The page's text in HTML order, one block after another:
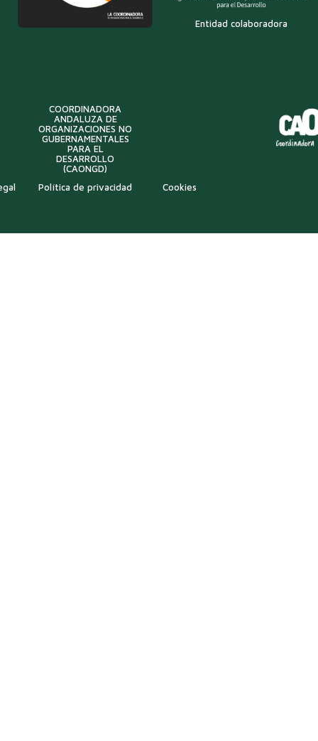
Entidad colaboradora
COORDINADORA
ANDALUZA DE
ORGANIZACIONES NO
GUBERNAMENTALES
PARA EL
DESARROLLO
(CAONGD)
Política de privacidad Cookies